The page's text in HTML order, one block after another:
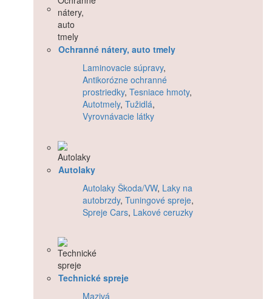
Ochranné nátery, auto tmely
Laminovacie súpravy,
Antikorózne ochranné
prostriedky, Tesniace hmoty,
Autotmely, Tužidlá,
Vyrovnávacie látky
Autolaky
Autolaky Škoda/VW, Laky na
autobrzdy, Tuningové spreje,
Spreje Cars, Lakové ceruzky
Technické spreje
Mazivá